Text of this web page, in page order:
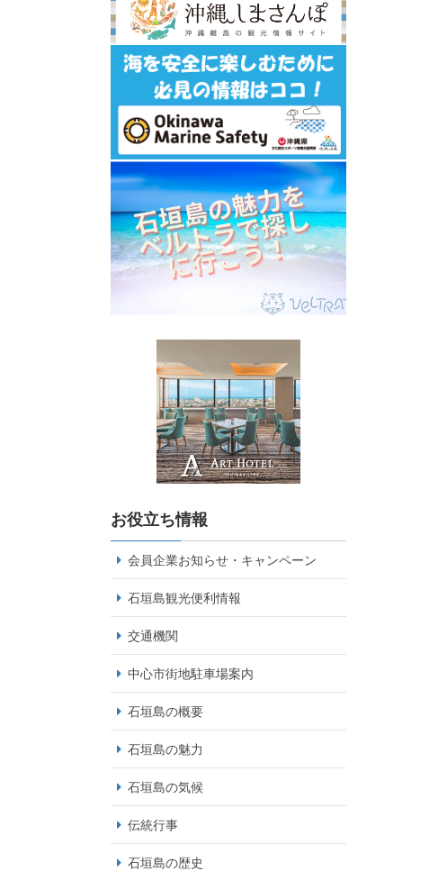
お役立ち情報
会員企業お知らせ・キャンペーン
石垣島観光便利情報
交通機関
中心市街地駐車場案内
石垣島の概要
石垣島の魅力
石垣島の気候
伝統行事
石垣島の歴史